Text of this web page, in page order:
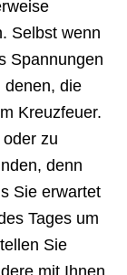
Selbst wenn
Spannungen
denen, die
Kreuzfeuer.
zu
denn
Sie erwartet
Tages um
Sie
mit Ihnen